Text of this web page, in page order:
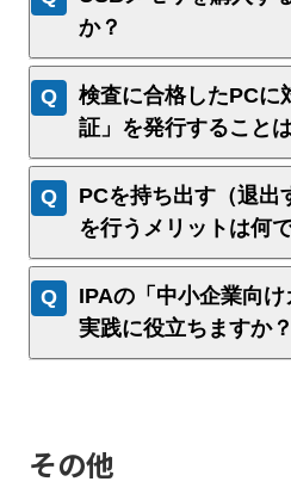
か？
検査に合格したPCに
証」を発行すること
PCを持ち出す（退出
を行うメリットは何
IPAの「中小企業向
実践に役立ちますか？
その他